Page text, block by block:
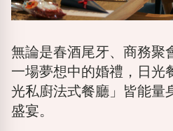
無論是春酒尾牙、商務聚
一場夢想中的婚禮，日光
光私廚法式餐廳」皆能量
盛宴。